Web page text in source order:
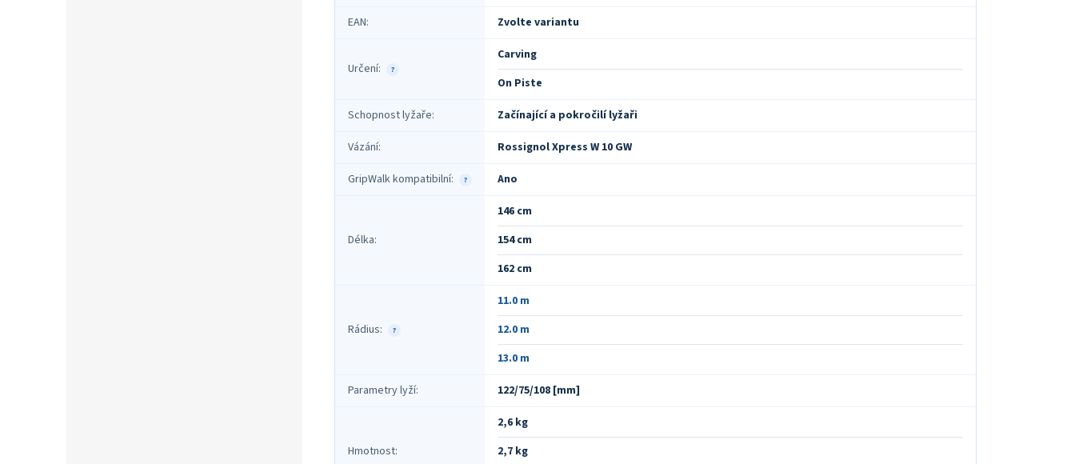
EAN: Zvolte variantu
?
Určení:
Carving
On Piste
Schopnost lyžaře:
Začínající a pokročilí lyžaři
Vázání: Rossignol Xpress W 10 GW
?
GripWalk kompatibilní: Ano
Délka:
146 cm
154 cm
162 cm
?
Rádius:
11.0 m
12.0 m
13.0 m
Parametry lyží: 122/75/108 [mm]
Hmotnost:
2,6 kg
2,7 kg